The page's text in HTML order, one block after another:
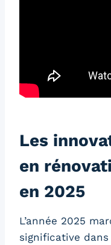
Les
en
en 2025
L’année 2025
significative